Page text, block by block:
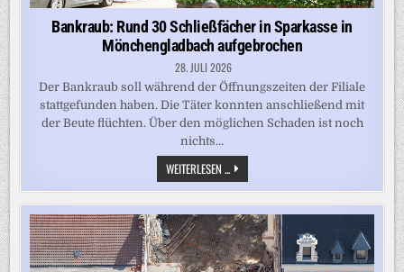
Bankraub: Rund 30 Schließfächer in Sparkasse in
Mönchengladbach aufgebrochen
28. JULI 2026
Der Bankraub soll während der Öffnungszeiten der Filiale
stattgefunden haben. Die Täter konnten anschließend mit
der Beute flüchten. Über den möglichen Schaden ist noch
nichts…
WEITERLESEN ...BANKRAUB:
RUND
30
SCHLIESSFÄCHER I
N S
PARKASSE I
N M
ÖNCHENGLADBACH A
UFGEBROCHEN